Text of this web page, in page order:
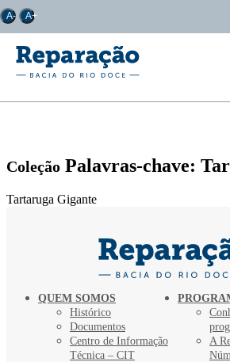
A- A+
Coleção Palavras-chave:
Tartaruga Gigante
QUEM SOMOS
Histórico
Documentos
Centro de Informação
Técnica – CIT
A